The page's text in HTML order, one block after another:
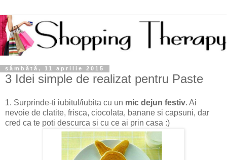
sâmbătă, 11 aprilie 2015
3 Idei simple de realizat pentru Paste
1. Surprinde-ti iubitul/iubita cu un mic dejun festiv. Ai
nevoie de clatite, frisca, ciocolata, banane si capsuni, dar
cred ca te poti descurca si cu ce ai prin casa :)